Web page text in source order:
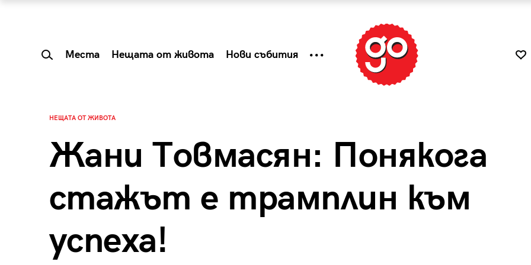
Места Нещата от живота Нови събития
НЕЩАТА ОТ ЖИВОТА
Жани Товмасян: Понякога
стажът е трамплин към
успеха!Summer Prelude: как